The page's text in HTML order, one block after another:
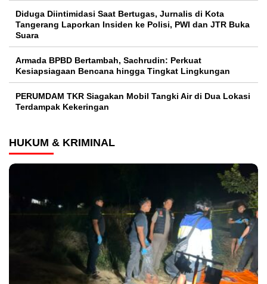
Diduga Diintimidasi Saat Bertugas, Jurnalis di Kota
Tangerang Laporkan Insiden ke Polisi, PWI dan JTR Buka
Suara
Armada BPBD Bertambah, Sachrudin: Perkuat
Kesiapsiagaan Bencana hingga Tingkat Lingkungan
PERUMDAM TKR Siagakan Mobil Tangki Air di Dua Lokasi
Terdampak Kekeringan
HUKUM & KRIMINAL